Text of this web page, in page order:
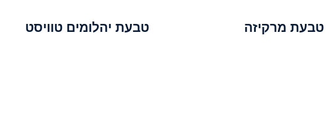
טבעת מרקיזה טבעת יהלומים טוויסט